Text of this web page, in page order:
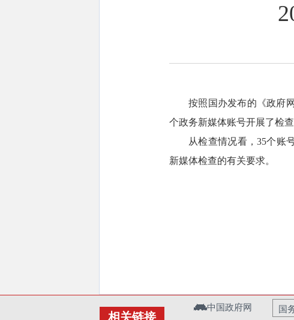
按照国办发布的《政府
个政务新媒体账号开展了检查
从检查情况看，35个账
新媒体检查的有关要求。
相关链接
中国政府网 国